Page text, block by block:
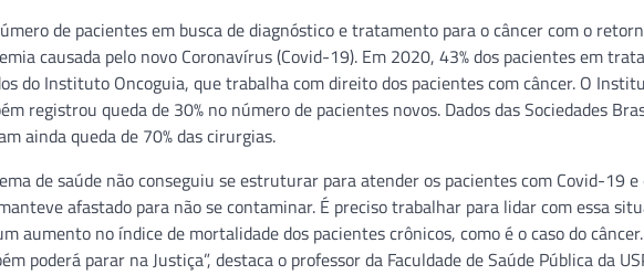
de pacientes em busca de diagnóstico e tratamento para o câncer com o
causada pelo novo Coronavírus (Covid-19). Em 2020, 43% dos pacientes em
do Instituto Oncoguia, que trabalha com direito dos pacientes com câncer. O
registrou queda de 30% no número de pacientes novos. Dados das Sociedades
ainda queda de 70% das cirurgias.
de saúde não conseguiu se estruturar para atender os pacientes com Covid-19 e
afastado para não se contaminar. É preciso trabalhar para lidar com essa
aumento no índice de mortalidade dos pacientes crônicos, como é o caso do
poderá parar na Justiça”, destaca o professor da Faculdade de Saúde Pública da